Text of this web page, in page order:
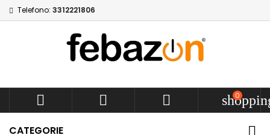
Telefono: 3312221806
   0
CATEGORIE